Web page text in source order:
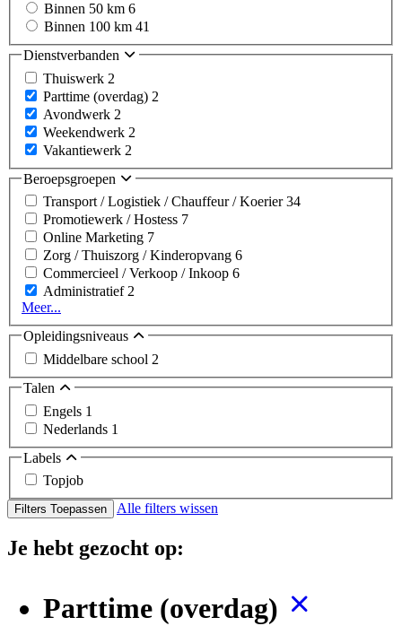
Binnen 50 km 6
Binnen 100 km 41
Dienstverbanden
Thuiswerk 2
Parttime (overdag) 2
Avondwerk 2
Weekendwerk 2
Vakantiewerk 2
Beroepsgroepen
Transport / Logistiek / Chauffeur / Koerier34
Promotiewerk / Hostess 7
Online Marketing 7
Zorg / Thuiszorg / Kinderopvang 6
Commercieel / Verkoop / Inkoop 6
Administratief2
Meer...
Opleidingsniveaus
Middelbare school 2
Talen
Engels 1
Nederlands 1
Labels
Topjob
Filters Toepassen Alle filters wissen
Je hebt gezocht op:
Parttime (overdag)